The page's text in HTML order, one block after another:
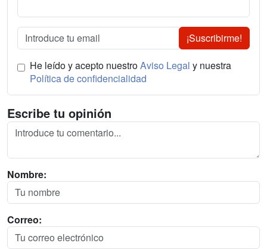
¡Suscribirme!
He leído y acepto nuestroAviso Legal y nuestra
Política de confidencialidad
Escribe tu opinión
Nombre:
Correo: